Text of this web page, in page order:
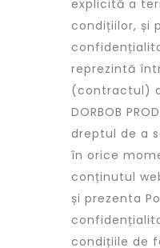
explicită a
condițiilor, și
reprezintă
(contractul)
DORBOB
dreptul de a
în orice
conținutul
și prezenta
condițiile de